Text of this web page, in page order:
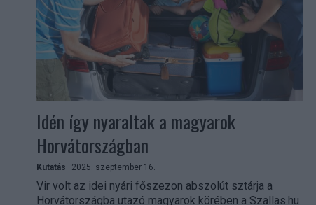
Idén így nyaraltak a magyarok
Horvátországban
Kutatás 2025. szeptember 16.
Vir volt az idei nyári főszezon abszolút sztárja a
Horvátországba utazó magyarok körében a Szallas.hu